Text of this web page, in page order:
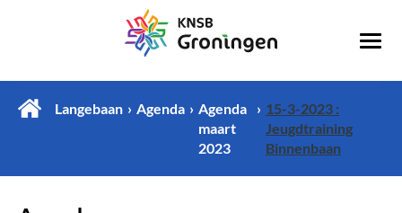
Langebaan Agenda
Agenda
maart
2023
15-3-2023 :
Jeugdtraining
Binnenbaan